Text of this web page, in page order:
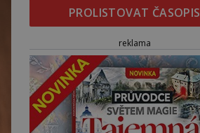
PROLISTOVAT ČASOPIS
reklama